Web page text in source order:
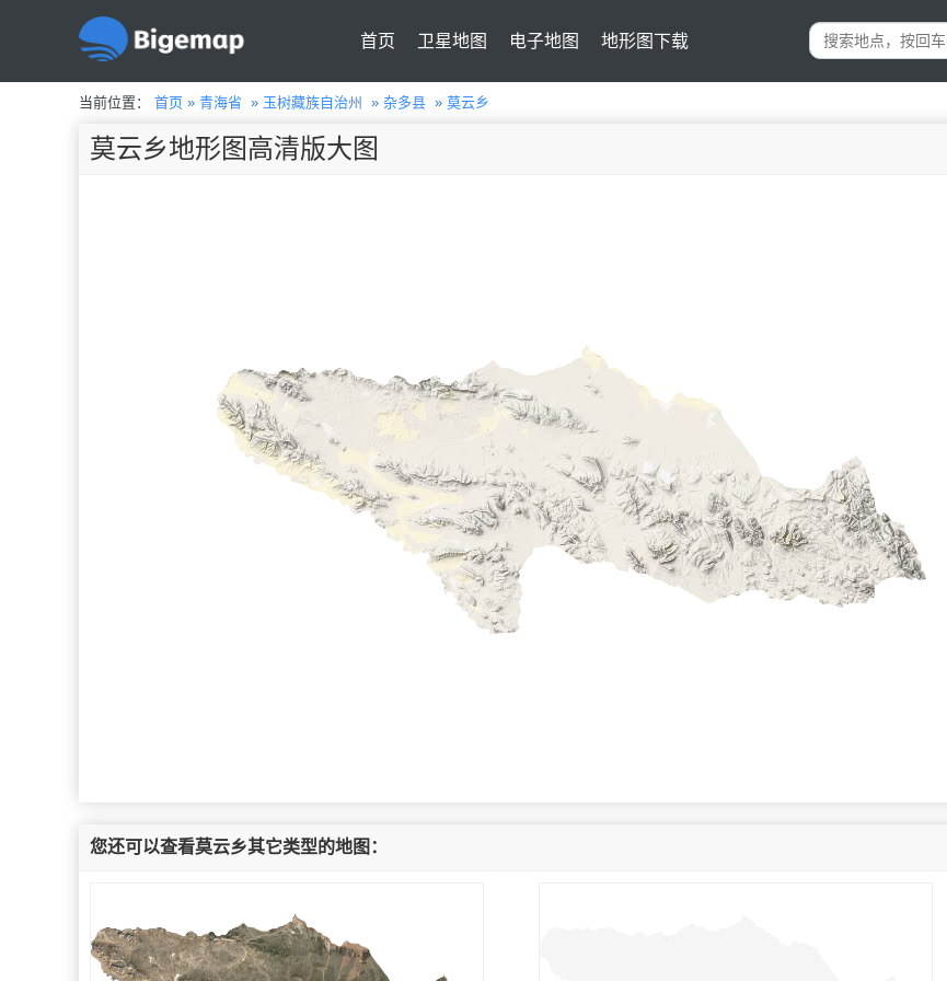
首页 卫星地图 电子地图 地形图下载
当前位置： 首页 » 青海省 » 玉树藏族自治州 » 杂多县 » 莫云乡
莫云乡地形图高清版大图
您还可以查看莫云乡其它类型的地图：